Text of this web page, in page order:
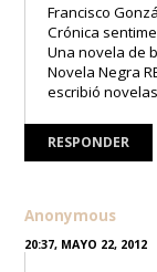
Francisco
Crónica
Una novela de
Novela Negra
escribió
RESPONDER
Anonymous
20:37, MAYO 22, 2012